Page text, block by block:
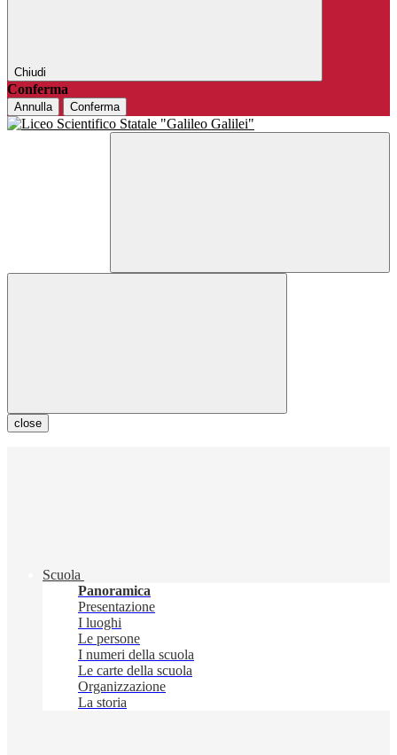
Chiudi
Conferma
Annulla Conferma
close
Scuola
Panoramica
Presentazione
I luoghi
Le persone
I numeri della scuola
Le carte della scuola
Organizzazione
La storia